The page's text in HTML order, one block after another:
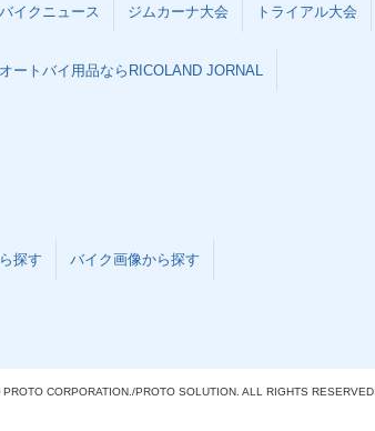
バイクニュース ジムカーナ大会 トライアル大会
オートバイ用品ならRICOLAND JORNAL
探す バイク画像から探す
CORPORATION./PROTO SOLUTION. ALL RIGHTS RESERVED.